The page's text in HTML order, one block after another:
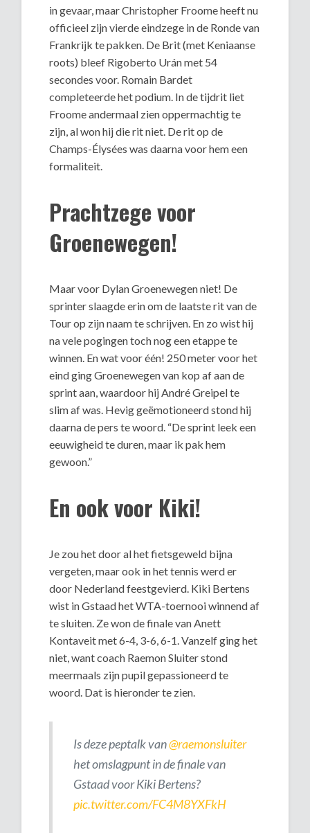
in gevaar, maar Christopher Froome heeft nu
officieel zijn vierde eindzege in de Ronde van
Frankrijk te pakken. De Brit (met Keniaanse
roots) bleef Rigoberto Urán met 54
secondes voor. Romain Bardet
completeerde het podium. In de tijdrit liet
Froome andermaal zien oppermachtig te
zijn, al won hij die rit niet. De rit op de
Champs-Élysées was daarna voor hem een
formaliteit.
Prachtzege voor
Groenewegen!
Maar voor Dylan Groenewegen niet! De
sprinter slaagde erin om de laatste rit van de
Tour op zijn naam te schrijven. En zo wist hij
na vele pogingen toch nog een etappe te
winnen. En wat voor één! 250 meter voor het
eind ging Groenewegen van kop af aan de
sprint aan, waardoor hij André Greipel te
slim af was. Hevig geëmotioneerd stond hij
daarna de pers te woord. “De sprint leek een
eeuwigheid te duren, maar ik pak hem
gewoon.”
En ook voor Kiki!
Je zou het door al het fietsgeweld bijna
vergeten, maar ook in het tennis werd er
door Nederland feestgevierd. Kiki Bertens
wist in Gstaad het WTA-toernooi winnend af
te sluiten. Ze won de finale van Anett
Kontaveit met 6-4, 3-6, 6-1. Vanzelf ging het
niet, want coach Raemon Sluiter stond
meermaals zijn pupil gepassioneerd te
woord. Dat is hieronder te zien.
Is deze peptalk van@raemonsluiter
het omslagpunt in de finale van
Gstaad voor Kiki Bertens?
pic.twitter.com/FC4M8YXFkH